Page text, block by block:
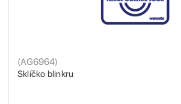
Sklíčko blinkru
(AG6964)